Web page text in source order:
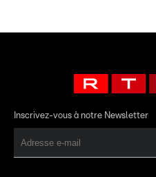
Inscrivez-vous à notre Newsletter